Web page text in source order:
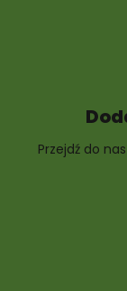
Przejdź do